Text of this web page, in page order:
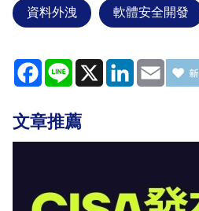
資料外洩 軟體安全開發
Facebook
Line X LinkedIn
Email
文章推薦